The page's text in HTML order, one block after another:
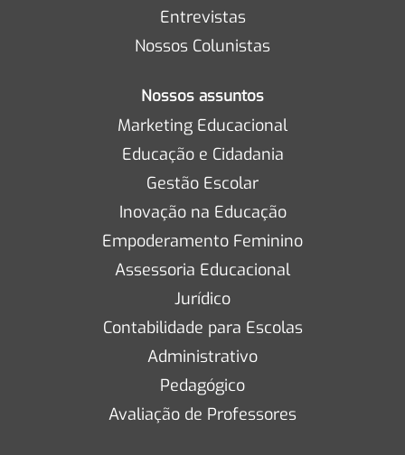
Entrevistas
Nossos Colunistas
Nossos assuntos
Marketing Educacional
Educação e Cidadania
Gestão Escolar
Inovação na Educação
Empoderamento Feminino
Assessoria Educacional
Jurídico
Contabilidade para Escolas
Administrativo
Pedagógico
Avaliação de Professores